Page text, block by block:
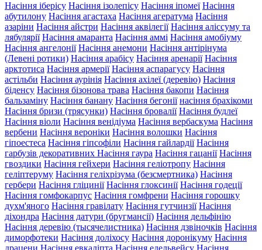
Насіння іберісу Насіння ізолепісу Насіння іпомеї Насіння
абутилону Насіння агастаха Насіння агератума Насіння
азаріни Насіння айстри Насіння аквілегії Насіння аліссуму та
лябулярії Насіння амаранта Насіння аммі Насіння амобіуму
Насіння ангелонії Насіння анемони Насіння антірінума
(Левені ротики) Насіння арабісу Насіння аренарії Насіння
арктотиса Насіння армерії Насіння аспарагусу Насіння
астільби Насіння аурінія Насіння ахілеї (деревію) Насіння
біденсу Насіння бізонова трава Насіння бакопи Насіння
бальзаміну Насіння банану Насіння бегонії насіння брахікоми
Насіння бризи (трясунки) Насіння бровалії Насіння будлеї
Насіння віоли Насіння венідіума Насіння вербаскума Насіння
вербени Насіння вероніки Насіння волошки Насіння
гіпоестеса Насіння гіпсофіли Насіння гайлардії Насіння
гарбузів декоративних Насіння гаура Насіння гацанії Насіння
гвоздики Насіння гейхери Насіння геліотропу Насіння
геліптеруму Насіння геліхрізума (безсмертника) Насіння
гербери Насіння гліцинії Насіння глоксинії Насіння годеції
Насіння гомфокарпус Насіння гомфрени Насіння горошку
духм'яного Насіння гравілату Насіння гутчинзії Насіння
діхондра Насіння датури (бругмансії) Насіння дельфінію
Насіння деревію (тысячелистника) Насіння дзвіночків Насіння
диморфотеки Насіння доліхосу Насіння доронікуму Насіння